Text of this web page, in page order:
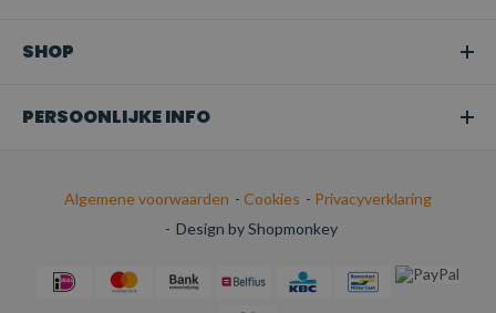
SHOP
PERSOONLIJKE INFO
Algemene voorwaarden - Cookies - Privacyverklaring
- Design by Shopmonkey